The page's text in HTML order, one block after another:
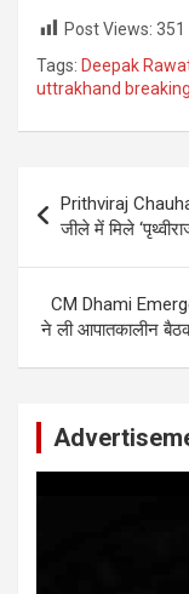
Post Views: 351
Tags: Deepak
uttrakhand breaking
navigation
Prithviraj
जीले में मिले
CM Dhami
ने ली आपातकालीन